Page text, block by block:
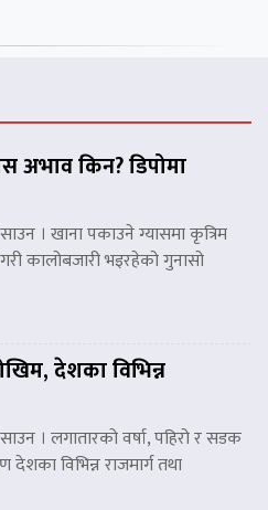
अभाव किन? डिपोमा
। खाना पकाउने ग्यासमा कृत्रिम
कालोबजारी भइरहेको गुनासो
देशका विभिन्न
। लगातारको वर्षा, पहिरो र सडक
विभिन्न राजमार्ग तथा